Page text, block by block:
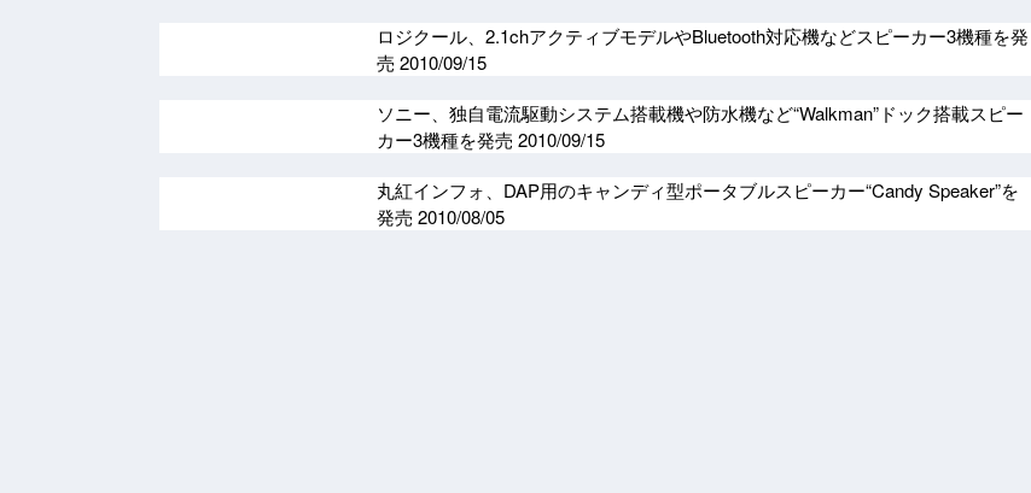
ロジクール、2.1chアクティブモデルやBluetooth対応機などスピーカー3機種を発
売 2010/09/15
ソニー、独自電流駆動システム搭載機や防水機など“Walkman”ドック搭載スピー
カー3機種を発売 2010/09/15
丸紅インフォ、DAP用のキャンディ型ポータブルスピーカー“Candy Speaker”を
発売 2010/08/05